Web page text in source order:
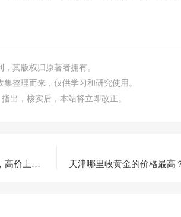
其版权归原著者拥有。
整理而来，仅供学习和研究使用。
出，核实后，本站将立即改正。
今日天津黄金回收价查询｜一键免费估价，高价上门回收